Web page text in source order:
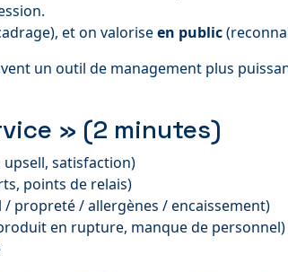
et on valoriseen public
un outil de management plus
» (2 minutes)
satisfaction)
points de relais)
propreté / allergènes / encaissement)
en rupture, manque de personnel)